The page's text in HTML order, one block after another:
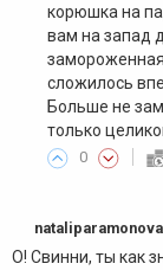
корюшка на
вам на запад
сложилось
Больше не
только
0
nataliparamonova
О! Свинни, ты как